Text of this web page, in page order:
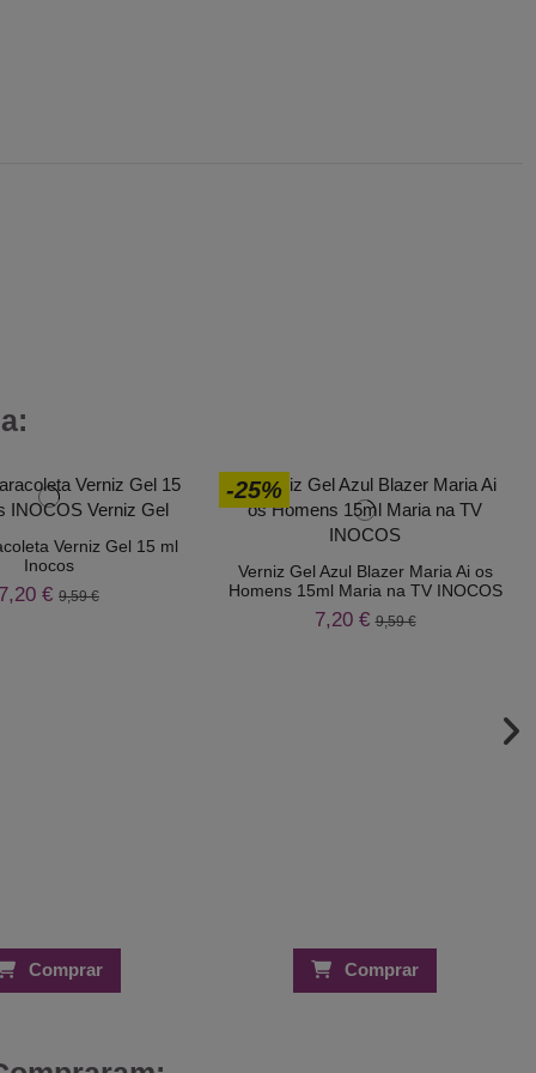
Verniz Gel 15 ml
Inocos
€9,59 €
Comprar
-25%
Verniz Gel Azul Blazer Maria Ai os
Homens 15ml Maria na TV INOCOS
7,20 €9,59 €
Comprar